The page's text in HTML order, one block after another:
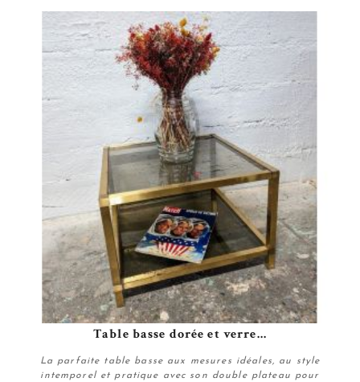
Table basse dorée et verre...
La parfaite table basse aux mesures idéales, au style
intemporel et pratique avec son double plateau pour